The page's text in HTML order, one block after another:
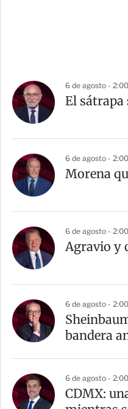
6 de agosto -
El sátrapa
6 de agosto -
Morena
6 de agosto -
Agravio y
6 de agosto -
bandera
6 de agosto -
CDMX: